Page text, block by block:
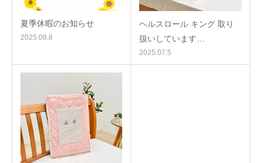
夏季休暇のお知らせ
2025.08.8
ヘルスロール キング 取り
扱いしています…
2025.07.5